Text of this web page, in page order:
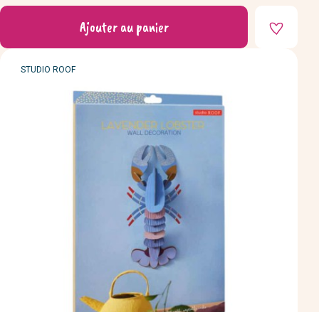
Ajouter au panier
MARQUE
STUDIO ROOF